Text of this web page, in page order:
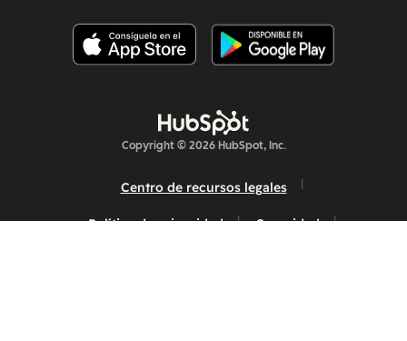
Copyright © 2026 HubSpot, Inc.
Centro de recursos legales
Política de privacidad Seguridad